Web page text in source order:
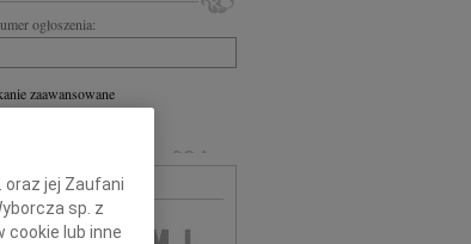
ogłoszenia:
zaawansowane
oraz jej Zaufani
sp. z
cookie lub inne